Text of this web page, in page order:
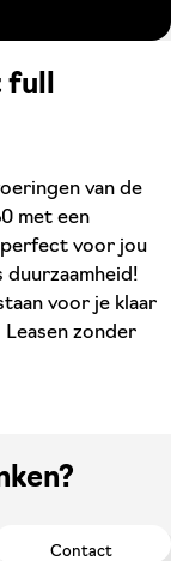
van de
met een
perfect voor jou
duurzaamheid!
voor je klaar
Leasen zonder
Contact